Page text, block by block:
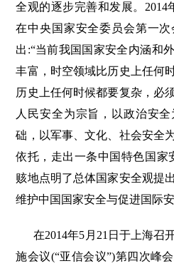
全观的逐步完善和发展。2014
在中央国家安全委员会第一
出:“当前我国国家安全内涵和
丰富，时空领域比历史上任何
历史上任何时候都要复杂，必
人民安全为宗旨，以政治安
础，以军事、文化、社会安全
依托，走出一条中国特色国家
赅地点明了总体国家安全观提
维护中国国家安全与促进国际
在2014年5月21日于上海召
施会议(“亚信会议”)第四次峰